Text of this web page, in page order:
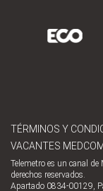
TÉRMINOS Y
VACANTES
Telemetro es un canal
derechos reservados.
Apartado 0834-00129,